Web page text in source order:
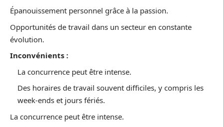
Épanouissement personnel grâce à la passion.
Opportunités de travail dans un secteur en constante
évolution.
Inconvénients :
La concurrence peut être intense.
Des horaires de travail souvent difficiles, y compris les
week-ends et jours fériés.
La concurrence peut être intense.